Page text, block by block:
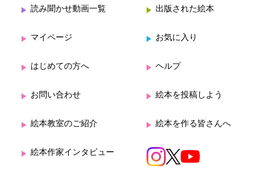
読み聞かせ動画一覧 出版された絵本
マイページ お気に入り
はじめての方へ ヘルプ
お問い合わせ 絵本を投稿しよう
絵本教室のご紹介 絵本を作る皆さんへ
絵本作家インタビュー